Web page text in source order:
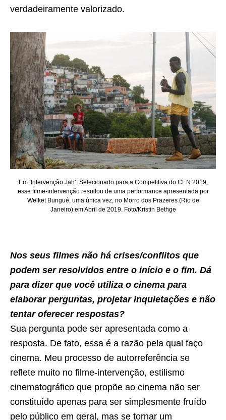
verdadeiramente valorizado.
Em ‘Intervenção Jah’. Selecionado para a Competitiva do CEN 2019,
esse filme-intervenção resultou de uma performance apresentada por
Welket Bungué, uma única vez, no Morro dos Prazeres (Rio de
Janeiro) em Abril de 2019. Foto/Kristin Bethge
Nos seus filmes não há crises/conflitos que
podem ser resolvidos entre o início e o fim. Dá
para dizer que você utiliza o cinema para
elaborar perguntas, projetar inquietações e não
tentar oferecer respostas?
Sua pergunta pode ser apresentada como a
resposta. De fato, essa é a razão pela qual faço
cinema. Meu processo de autorreferência se
reflete muito no filme-intervenção, estilismo
cinematográfico que propõe ao cinema não ser
constituído apenas para ser simplesmente fruído
pelo público em geral, mas se tornar um